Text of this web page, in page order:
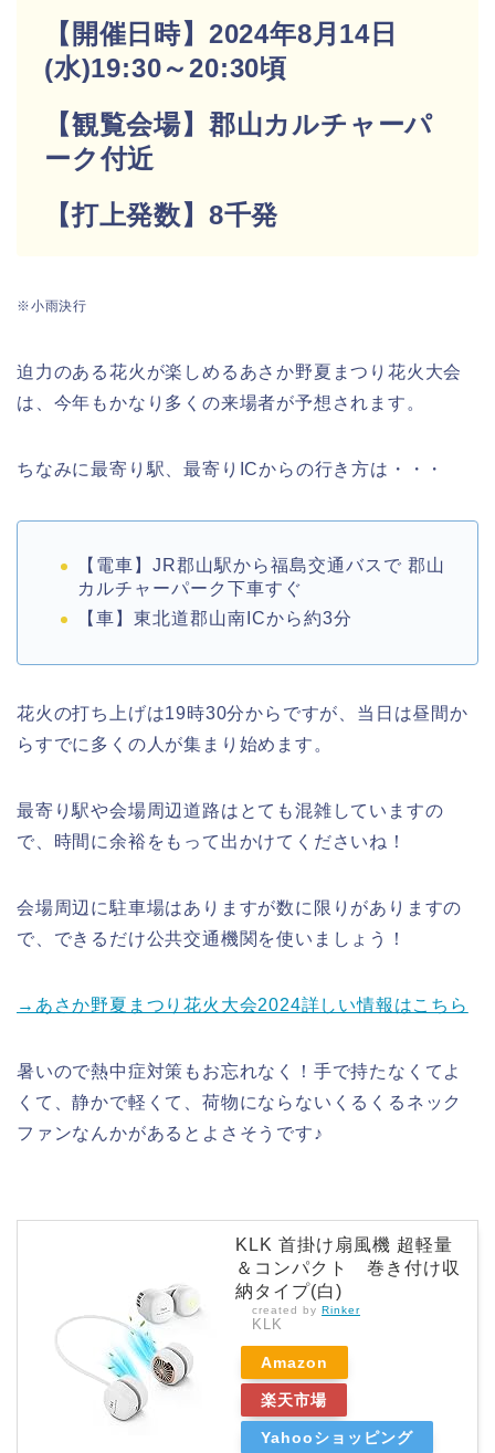
【開催日時】2024年8月14日
(水)19:30～20:30頃
【観覧会場】郡山カルチャーパ
ーク付近
【打上発数】8千発
※小雨決行
迫力のある花火が楽しめるあさか野夏まつり花火大会
は、今年もかなり多くの来場者が予想されます。
ちなみに最寄り駅、最寄りICからの行き方は・・・
【電車】JR郡山駅から福島交通バスで 郡山
カルチャーパーク下車すぐ
【車】東北道郡山南ICから約3分
花火の打ち上げは19時30分からですが、当日は昼間か
らすでに多くの人が集まり始めます。
最寄り駅や会場周辺道路はとても混雑していますの
で、時間に余裕をもって出かけてくださいね！
会場周辺に駐車場はありますが数に限りがありますの
で、できるだけ公共交通機関を使いましょう！
→あさか野夏まつり花火大会2024詳しい情報はこちら
暑いので熱中症対策もお忘れなく！手で持たなくてよ
くて、静かで軽くて、荷物にならないくるくるネック
ファンなんかがあるとよさそうです♪
KLK 首掛け扇風機 超軽量
＆コンパクト 巻き付け収
納タイプ(白)
created by Rinker
KLK
Amazon
楽天市場
Yahooショッピング